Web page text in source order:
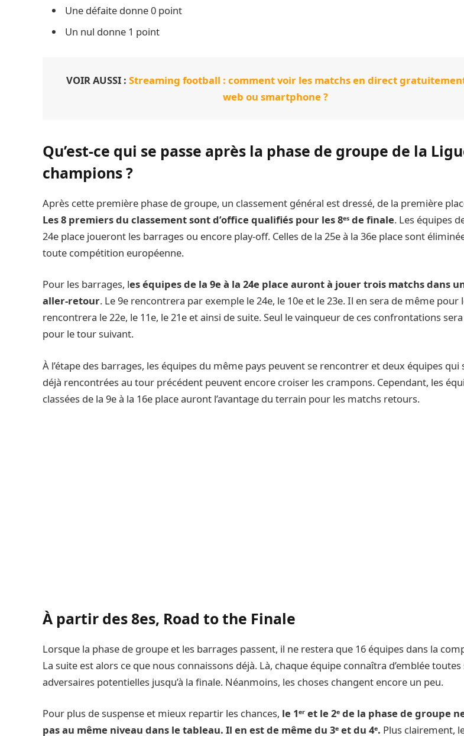
Une défaite donne 0 point
Un nul donne 1 point
VOIR AUSSI : Streaming football : comment voir les matchs en direct
web ou smartphone ?
Qu’est-ce qui se passe après la phase de groupe de la
champions ?
Après cette première phase de groupe, un classement général est dressé, de la première
Les 8 premiers du classement sont d’office qualifiés pour les 8ᵉˢ de finale. Les équipes
24e place joueront les barrages ou encore play-off. Celles de la 25e à la 36e place sont
toute compétition européenne.
Pour les barrages, les équipes de la 9e à la 24e place auront à jouer trois matchs dans
aller-retour. Le 9e rencontrera par exemple le 24e, le 10e et le 23e. Il en sera de même pour
rencontrera le 22e, le 11e, le 21e et ainsi de suite. Seul le vainqueur de ces confrontations
pour le tour suivant.
À l’étape des barrages, les équipes du même pays peuvent se rencontrer et deux équipes qui
déjà rencontrées au tour précédent peuvent encore croiser les crampons. Cependant, les
classées de la 9e à la 16e place auront l’avantage du terrain pour les matchs retours.
À partir des 8es, Road to the Finale
Lorsque la phase de groupe et les barrages passent, il ne restera que 16 équipes dans la
La suite est alors ce que nous connaissons déjà. Là, chaque équipe connaîtra d’emblée toutes
adversaires potentielles jusqu’à la finale. Néanmoins, les choses changent encore un peu.
Pour plus de suspense et mieux repartir les chances, le 1ᵉʳ et le 2ᵉ de la phase de groupe
pas au même niveau dans le tableau. Il en est de même du 3ᵉ et du 4ᵉ. Plus clairement,